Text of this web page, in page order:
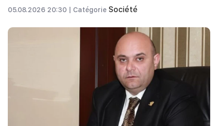
05.08.2026 20:30 | Catégorie Société